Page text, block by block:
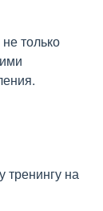
только
тренингу на